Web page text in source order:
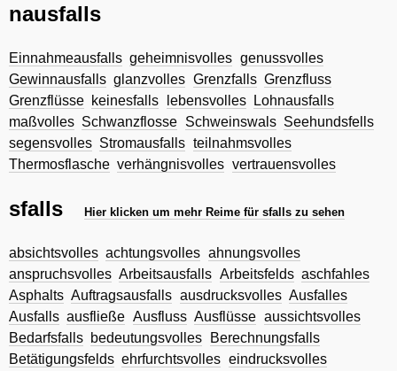
nausfalls
Einnahmeausfalls geheimnisvolles genussvolles
Gewinnausfalls glanzvolles Grenzfalls Grenzfluss
Grenzflüsse keinesfalls lebensvolles
Lohnausfalls
maßvolles Schwanzflosse Schweinswals Seehundsfells
segensvolles Stromausfalls teilnahmsvolles
Thermosflasche verhängnisvolles vertrauensvolles
sfalls Hier klicken um mehr Reime für sfalls zu sehen
absichtsvolles achtungsvolles ahnungsvolles
anspruchsvolles Arbeitsausfalls Arbeitsfelds aschfahles
Asphalts Auftragsausfalls ausdrucksvolles Ausfalles
Ausfalls ausfließe Ausfluss Ausflüsse aussichtsvolles
Bedarfsfalls bedeutungsvolles
Berechnungsfalls
Betätigungsfelds ehrfurchtsvolles eindrucksvolles